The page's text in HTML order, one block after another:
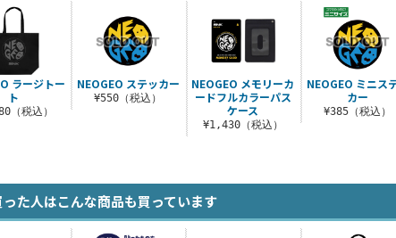
NEOGEO メモリーカ
ードフルカラーパス
ケース
¥1,430（税込）
NEOGEO ミニス
カー
¥385（税込）
ラージトー
ト
（税込）
NEOGEO ステッカー
¥550（税込）
た人はこんな商品も買っています